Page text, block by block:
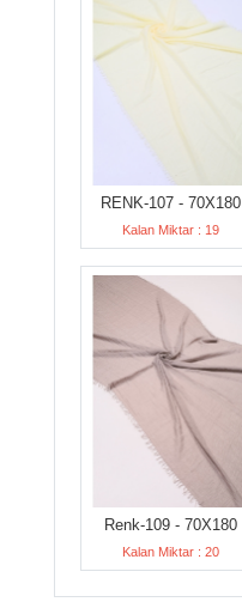
RENK-107 - 70X180
Kalan Miktar : 19
Renk-109 - 70X180
Kalan Miktar : 20